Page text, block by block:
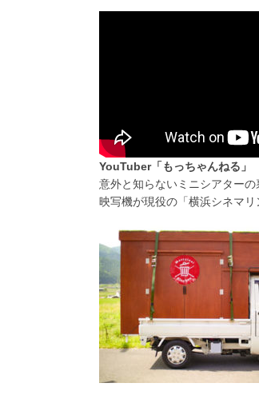
YouTuber「もっちゃんねる」
意外と知らないミニシアター
映写機が現役の「横浜シネマリ